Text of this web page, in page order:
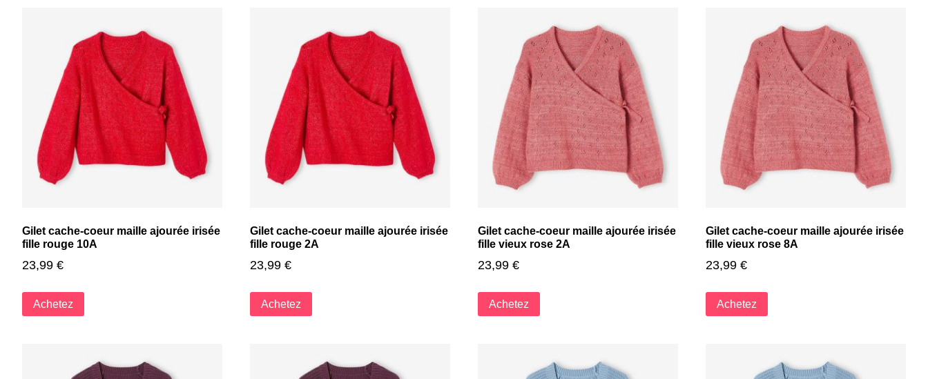
Gilet cache-coeur maille ajourée irisée
fille rouge 10A
23,99 €
Achetez
Gilet cache-coeur maille ajourée irisée
fille rouge 2A
23,99 €
Achetez
Gilet cache-coeur maille ajourée irisée
fille vieux rose 2A
23,99 €
Achetez
Gilet cache-coeur maille ajourée irisée
fille vieux rose 8A
23,99 €
Achetez